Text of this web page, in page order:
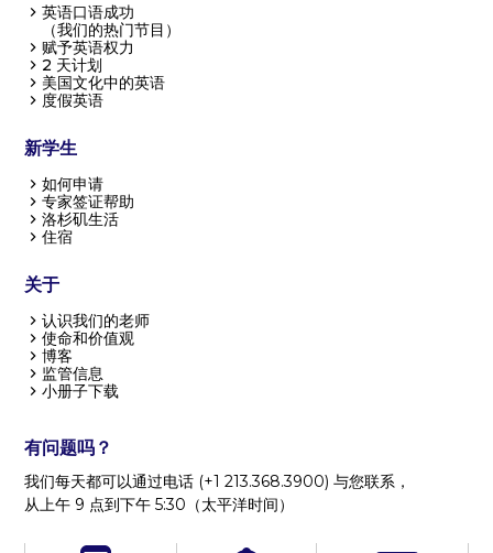
英语口语成功
（我们的热门节目）
赋予英语权力
2 天计划
美国文化中的英语
度假英语
新学生
如何申请
专家签证帮助
洛杉矶生活
住宿
关于
认识我们的老师
使命和价值观
博客
监管信息
小册子下载
有问题吗？
我们每天都可以通过电话 (+1 213.368.3900) 与您联系，
从上午 9 点到下午 5:30（太平洋时间）